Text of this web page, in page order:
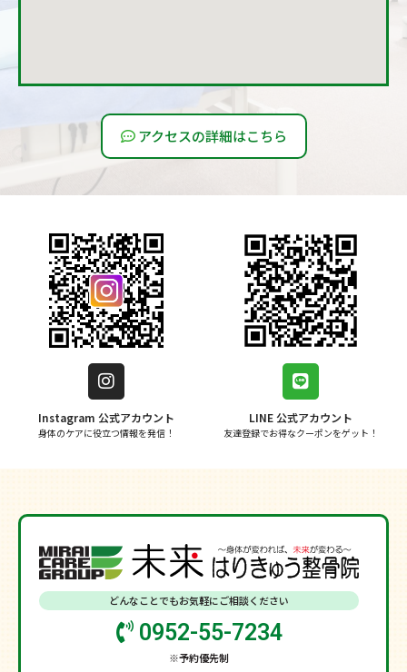
アクセスの詳細はこちら
Instagram 公式アカウント
身体のケアに役立つ情報を発信！
LINE 公式アカウント
友達登録でお得なクーポンをゲット！
どんなことでもお気軽にご相談ください
0952-55-7234
※予約優先制